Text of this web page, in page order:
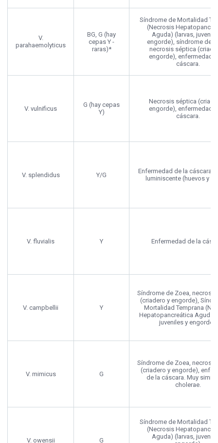
V.
parahaemolyticus
BG, G (hay
cepas Y -
raras)*
Síndrome de Mortalidad
(Necrosis
Aguda) (larvas,
engorde), síndrome de
necrosis séptica
engorde), enfermedad
cáscara.
V. vulnificus
G (hay cepas
Y)
Necrosis séptica
engorde), enfermedad
cáscara.
V. splendidus Y/G
Enfermedad de la cáscara,
luminiscente (huevos y
V. fluvialis Y Enfermedad de la
V. campbellii Y
Síndrome de Zoea,
(criadero y engorde),
Mortalidad Temprana
Hepatopancreática Aguda)
juveniles y engorde).
V. mimicus G
Síndrome de Zoea,
(criadero y engorde),
de la cáscara. Muy
cholerae.
V. owensii G
Síndrome de Mortalidad
(Necrosis
Aguda) (larvas,